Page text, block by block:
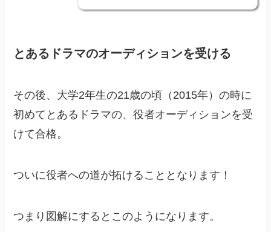
とあるドラマのオーディションを受ける
その後、大学2年生の21歳の頃（2015年）の時に
初めてとあるドラマの、役者オーディションを受
けて合格。
ついに役者への道が拓けることとなります！
つまり図解にするとこのようになります。